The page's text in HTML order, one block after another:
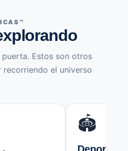
puerta. Estos son otros
recorriendo el universo
🏟️